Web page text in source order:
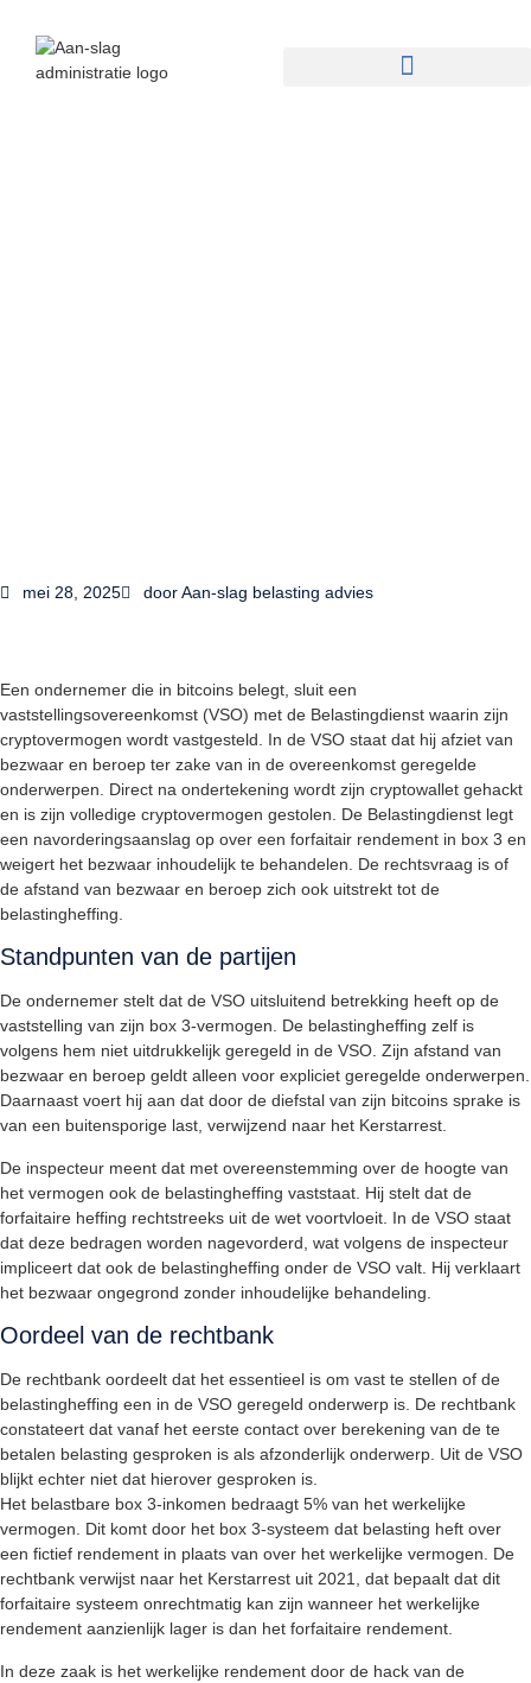
mei 28, 2025 doorAan-slag belasting advies
Een ondernemer die in bitcoins belegt, sluit een
vaststellingsovereenkomst (VSO) met de Belastingdienst waarin zijn
cryptovermogen wordt vastgesteld. In de VSO staat dat hij afziet van
bezwaar en beroep ter zake van in de overeenkomst geregelde
onderwerpen. Direct na ondertekening wordt zijn cryptowallet gehackt
en is zijn volledige cryptovermogen gestolen. De Belastingdienst legt
een navorderingsaanslag op over een forfaitair rendement in box 3 en
weigert het bezwaar inhoudelijk te behandelen. De rechtsvraag is of
de afstand van bezwaar en beroep zich ook uitstrekt tot de
belastingheffing.
Standpunten van de partijen
De ondernemer stelt dat de VSO uitsluitend betrekking heeft op de
vaststelling van zijn box 3-vermogen. De belastingheffing zelf is
volgens hem niet uitdrukkelijk geregeld in de VSO. Zijn afstand van
bezwaar en beroep geldt alleen voor expliciet geregelde onderwerpen.
Daarnaast voert hij aan dat door de diefstal van zijn bitcoins sprake is
van een buitensporige last, verwijzend naar het Kerstarrest.
De inspecteur meent dat met overeenstemming over de hoogte van
het vermogen ook de belastingheffing vaststaat. Hij stelt dat de
forfaitaire heffing rechtstreeks uit de wet voortvloeit. In de VSO staat
dat deze bedragen worden nagevorderd, wat volgens de inspecteur
impliceert dat ook de belastingheffing onder de VSO valt. Hij verklaart
het bezwaar ongegrond zonder inhoudelijke behandeling.
Oordeel van de rechtbank
De rechtbank oordeelt dat het essentieel is om vast te stellen of de
belastingheffing een in de VSO geregeld onderwerp is. De rechtbank
constateert dat vanaf het eerste contact over berekening van de te
betalen belasting gesproken is als afzonderlijk onderwerp. Uit de VSO
blijkt echter niet dat hierover gesproken is.
Het belastbare box 3-inkomen bedraagt 5% van het werkelijke
vermogen. Dit komt door het box 3-systeem dat belasting heft over
een fictief rendement in plaats van over het werkelijke vermogen. De
rechtbank verwijst naar het Kerstarrest uit 2021, dat bepaalt dat dit
forfaitaire systeem onrechtmatig kan zijn wanneer het werkelijke
rendement aanzienlijk lager is dan het forfaitaire rendement.
In deze zaak is het werkelijke rendement door de hack van de